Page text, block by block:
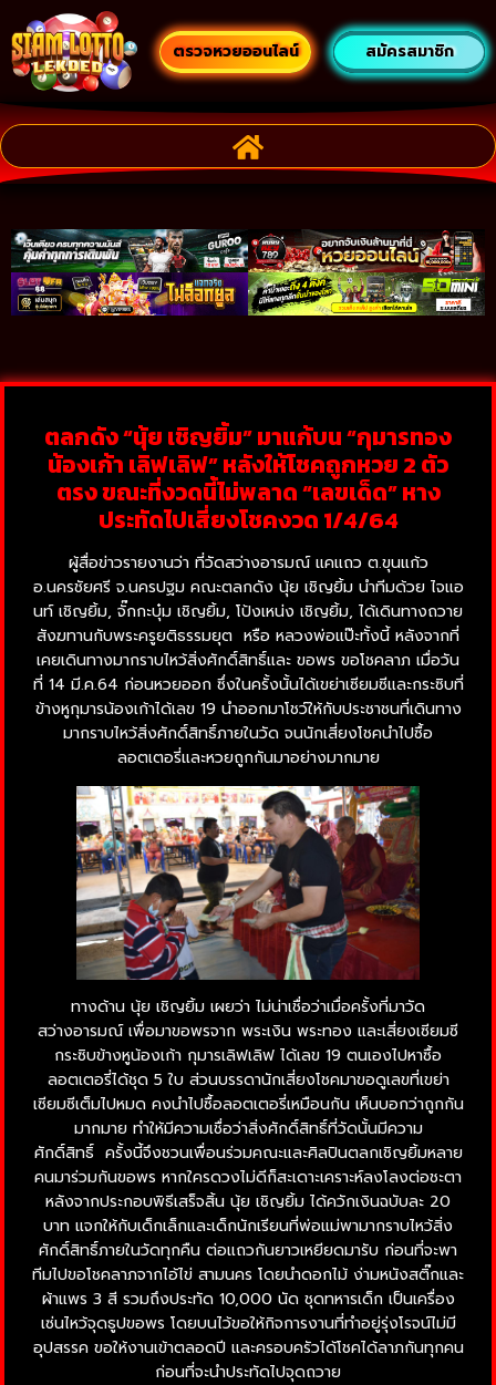
ตรวจหวยออนไลน์ สมัครสมาชิก
ตลกดัง “นุ้ย เชิญยิ้ม” มาแก้บน “กุมารทอง
น้องเก้า เลิฟเลิฟ” หลังให้โชคถูกหวย 2 ตัว
ตรง ขณะที่งวดนี้ไม่พลาด “เลขเด็ด” หาง
ประทัดไปเสี่ยงโชคงวด 1/4/64
ผู้สื่อข่าวรายงานว่า ที่วัดสว่างอารมณ์ แคแถว ต.ขุนแก้ว
อ.นครชัยศรี จ.นครปฐม คณะตลกดัง นุ้ย เชิญยิ้ม นำทีมด้วย ไจแอ
นท์ เชิญยิ้ม, จั๊กกะบุ๋ม เชิญยิ้ม, โป้งเหน่ง เชิญยิ้ม, ได้เดินทางถวาย
สังฆทานกับพระครูยติธรรมยุต หรือ หลวงพ่อแป๊ะทั้งนี้ หลังจากที่
เคยเดินทางมากราบไหว้สิ่งศักดิ์สิทธิ์และ ขอพร ขอโชคลาภ เมื่อวัน
ที่ 14 มี.ค.64 ก่อนหวยออก ซึ่งในครั้งนั้นได้เขย่าเซียมซีและกระซิบที่
ข้างหูกุมารน้องเก้าได้เลข 19 นำออกมาโชว์ให้กับประชาชนที่เดินทาง
มากราบไหว้สิ่งศักดิ์สิทธิ์ภายในวัด จนนักเสี่ยงโชคนำไปซื้อ
ลอตเตอรี่และหวยถูกกันมาอย่างมากมาย
ทางด้าน นุ้ย เชิญยิ้ม เผยว่า ไม่น่าเชื่อว่าเมื่อครั้งที่มาวัด
สว่างอารมณ์ เพื่อมาขอพรจาก พระเงิน พระทอง และเสี่ยงเซียมซี
กระซิบข้างหูน้องเก้า กุมารเลิฟเลิฟ ได้เลข 19 ตนเองไปหาซื้อ
ลอตเตอรี่ได้ชุด 5 ใบ ส่วนบรรดานักเสี่ยงโชคมาขอดูเลขที่เขย่า
เซียมซีเต็มไปหมด คงนำไปซื้อลอตเตอรี่เหมือนกัน เห็นบอกว่าถูกกัน
มากมาย ทำให้มีความเชื่อว่าสิ่งศักดิ์สิทธิ์ที่วัดนั้นมีความ
ศักดิ์สิทธิ์ ครั้งนี้จึงชวนเพื่อนร่วมคณะและศิลปินตลกเชิญยิ้มหลาย
คนมาร่วมกันขอพร หากใครดวงไม่ดีก็สะเดาะเคราะห์ลงโลงต่อชะตา
หลังจากประกอบพิธีเสร็จสิ้น นุ้ย เชิญยิ้ม ได้ควักเงินฉบับละ 20
บาท แจกให้กับเด็กเล็กและเด็กนักเรียนที่พ่อแม่พามากราบไหว้สิ่ง
ศักดิ์สิทธิ์ภายในวัดทุกคืน ต่อแถวกันยาวเหยียดมารับ ก่อนที่จะพา
ทีมไปขอโชคลาภจากไอ้ไข่ สามนคร โดยนำดอกไม้ ง่ามหนังสติ๊กและ
ผ้าแพร 3 สี รวมถึงประทัด 10,000 นัด ชุดทหารเด็ก เป็นเครื่อง
เซ่นไหว้จุดธูปขอพร โดยบนไว้ขอให้กิจการงานที่ทำอยู่รุ่งโรจน์ไม่มี
อุปสรรค ขอให้งานเข้าตลอดปี และครอบครัวได้โชคได้ลาภกันทุกคน
ก่อนที่จะนำประทัดไปจุดถวาย